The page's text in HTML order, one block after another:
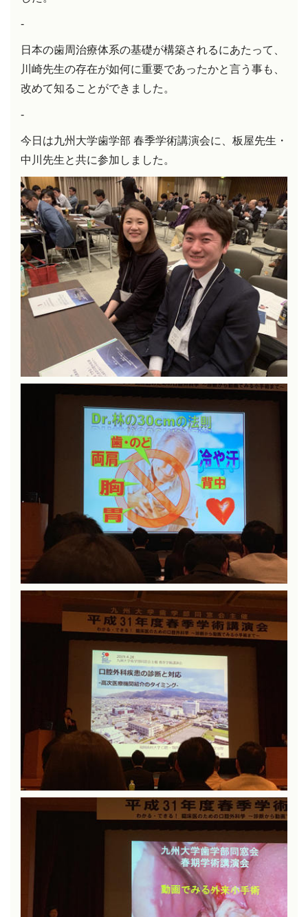
-
日本の歯周治療体系の基礎が構築されるにあたって、
川崎先生の存在が如何に重要であったかと言う事も、
改めて知ることができました。
-
今日は九州大学歯学部 春季学術講演会に、板屋先生・
中川先生と共に参加しました。